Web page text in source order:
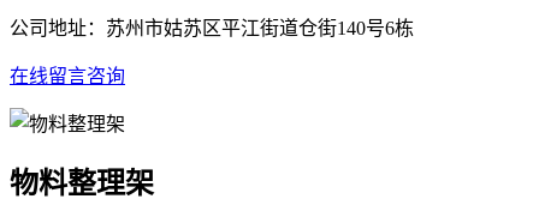
公司地址：苏州市姑苏区平江街道仓街140号6栋
在线留言咨询
物料整理架